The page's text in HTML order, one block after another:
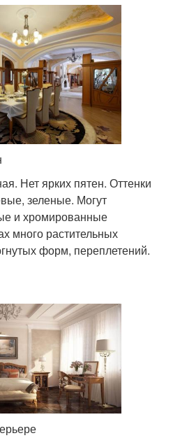
Нет ярких пятен. Оттенки
зеленые. Могут
и хромированные
много растительных
форм, переплетений.